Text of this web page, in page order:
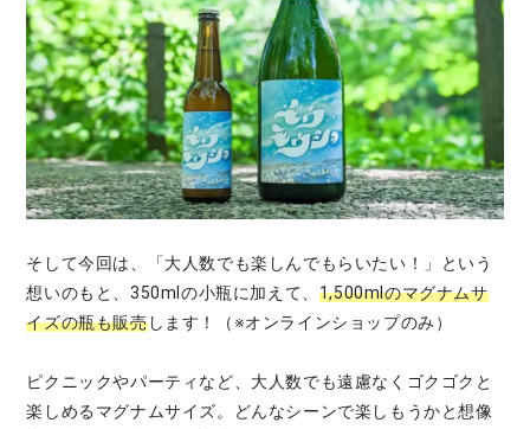
そして今回は、「大人数でも楽しんでもらいたい！」という
想いのもと、350mlの小瓶に加えて、 1,500mlのマグナムサ
イズの瓶も販売します！（※オンラインショップのみ）
ピクニックやパーティなど、大人数でも遠慮なくゴクゴクと
楽しめるマグナムサイズ。どんなシーンで楽しもうかと想像